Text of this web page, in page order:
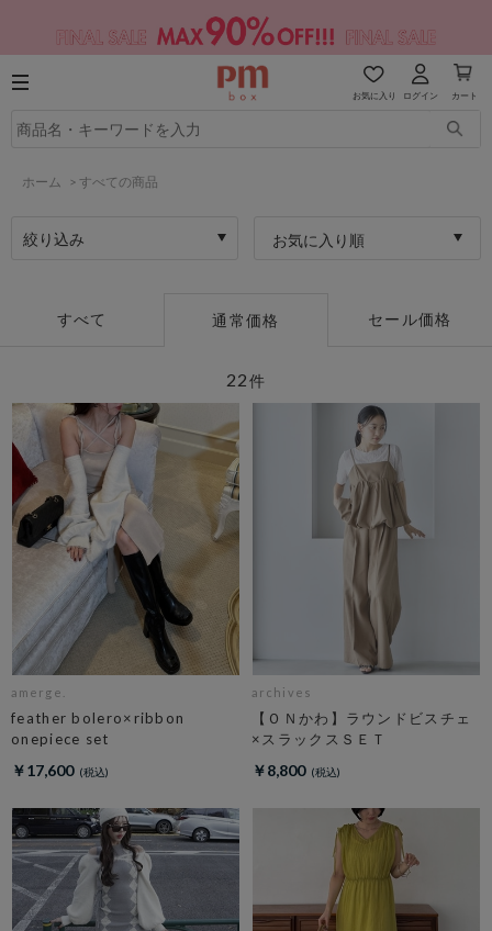
お気に入り ログイン カート
ホーム > すべての商品
絞り込み お気に入り順
すべて 通常価格 セール価格
22件
amerge.
feather bolero×ribbon
onepiece set
￥17,600
archives
【ＯＮかわ】ラウンドビスチェ
×スラックスＳＥＴ
￥8,800